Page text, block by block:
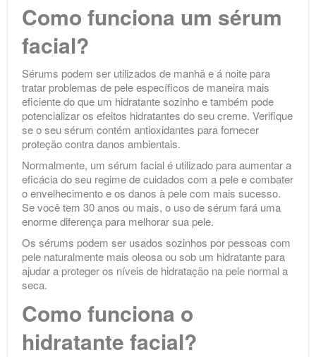
Como funciona um sérum
facial?
Sérums podem ser utilizados de manhã e á noite para
tratar problemas de pele específicos de maneira mais
eficiente do que um hidratante sozinho e também pode
potencializar os efeitos hidratantes do seu creme. Verifique
se o seu sérum contém antioxidantes para fornecer
proteção contra danos ambientais.
Normalmente, um sérum facial é utilizado para aumentar a
eficácia do seu regime de cuidados com a pele e combater
o envelhecimento e os danos à pele com mais sucesso.
Se você tem 30 anos ou mais, o uso de sérum fará uma
enorme diferença para melhorar sua pele.
Os sérums podem ser usados ​​sozinhos por pessoas com
pele naturalmente mais oleosa ou sob um hidratante para
ajudar a proteger os níveis de hidratação na pele normal a
seca.
Como funciona o
hidratante facial?